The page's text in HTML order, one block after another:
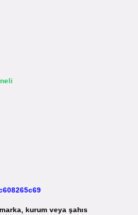
kurum veya şahıs